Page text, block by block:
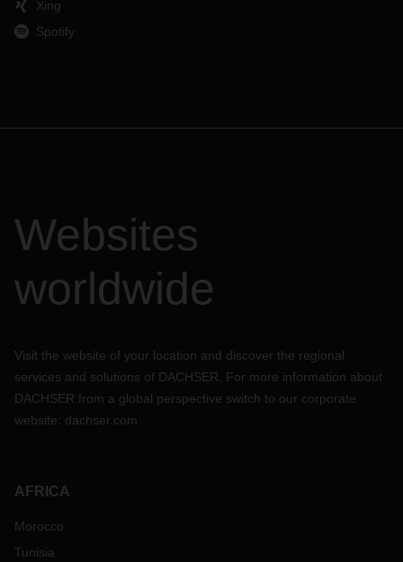
Xing
Spotify
Websites
worldwide
Visit the website of your location and discover the regional
services and solutions of DACHSER. For more information about
DACHSER from a global perspective switch to our corporate
website: dachser.com
AFRICA
Morocco
Tunisia